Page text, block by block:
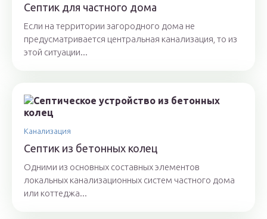
Септик для частного дома
Если на территории загородного дома не
предусматривается центральная канализация, то из
этой ситуации...
Канализация
Септик из бетонных колец
Одними из основных составных элементов
локальных канализационных систем частного дома
или коттеджа...